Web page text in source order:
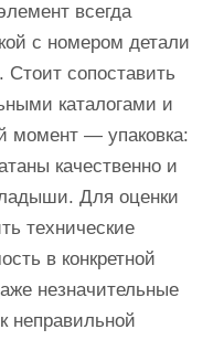
всегда
с номером детали
Стоит сопоставить
каталогами и
момент — упаковка:
качественно и
Для оценки
технические
в конкретной
незначительные
неправильной